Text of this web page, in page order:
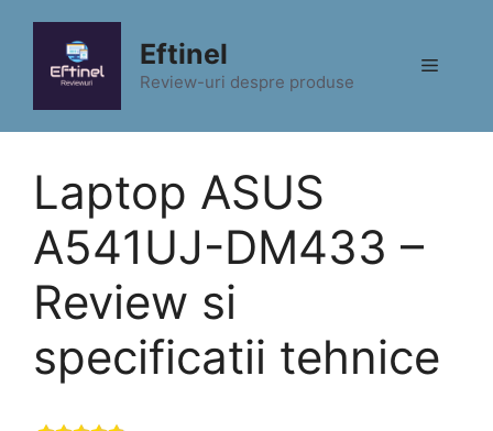
conținut
Eftinel
Review-uri despre produse
Meniu
Laptop ASUS
A541UJ-DM433 –
Review si
specificatii tehnice